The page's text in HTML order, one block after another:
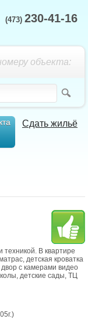
(473) 230-41-16
объекта:
Сдать жильё
В квартире
дeтcкaя кpоваткa
c камерами видеo
детские сады, ТЦ